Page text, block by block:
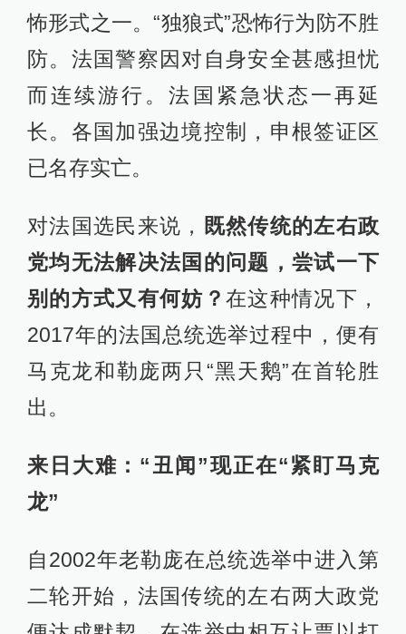
怖形式之一。“独狼式”恐怖行为防不胜
防。法国警察因对自身安全甚感担忧
而连续游行。法国紧急状态一再延
长。各国加强边境控制，申根签证区
已名存实亡。
对法国选民来说，
既然传统的左右政
党均无法解决法国的问题，尝试一下
别的方式又有何妨？在这种情况下，
2017年的法国总统选举过程中，便有
马克龙和勒庞两只“黑天鹅”在首轮胜
出。
来日大难： “丑闻”现正在“紧盯马克
龙”
自2002年老勒庞在总统选举中进入第
二轮开始，法国传统的左右两大政党